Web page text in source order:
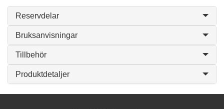
Reservdelar
Bruksanvisningar
Tillbehör
Produktdetaljer